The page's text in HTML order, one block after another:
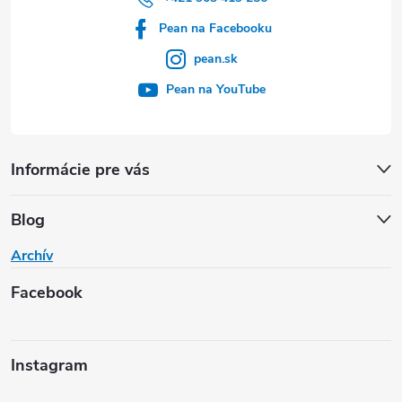
Informácie pre vás
Blog
Archív
Facebook
Pean na Facebooku
pean.sk
Pean na YouTube
Instagram